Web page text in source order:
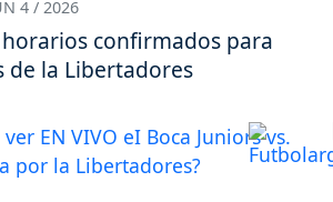
4 / 2026
horarios confirmados para
de la Libertadores